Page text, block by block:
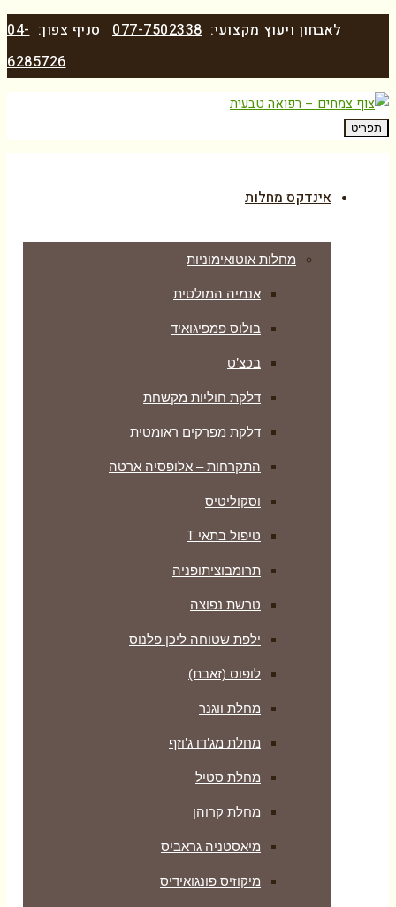
לאבחון ויעוץ מקצועי:077-7502338 סניף צפון:04-
6285726
תפריט
אינדקס מחלות
מחלות אוטואימוניות
אנמיה המולטית
בולוס פמפיגואיד
בכצ’ט
דלקת חוליות מקשחת
דלקת מפרקים ראומטית
התקרחות – אלופסיה ארטה
וסקוליטיס
טיפול בתאי T
תרומבוציתופניה
טרשת נפוצה
ילפת שטוחה ליכן פלנוס
לופוס (זאבת)
מחלת ווגנר
מחלת מג’דו ג’וזף
מחלת סטיל
מחלת קרוהן
מיאסטניה גראביס
מיקוזיס פונגואידיס